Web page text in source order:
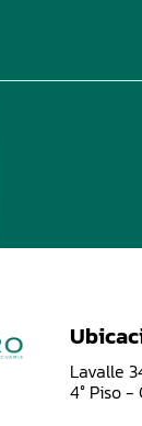
Lavalle
4° Piso -